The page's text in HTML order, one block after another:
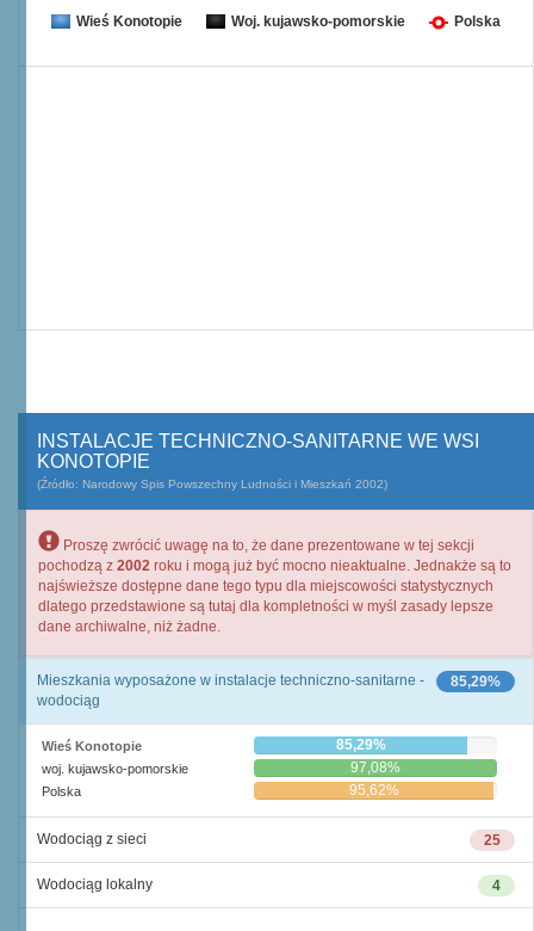
Wieś Konotopie Woj. kujawsko-pomorskie Polska
INSTALACJE TECHNICZNO-SANITARNE WE WSI
KONOTOPIE
(Źródło: Narodowy Spis Powszechny Ludności i Mieszkań 2002)
Proszę zwrócić uwagę na to, że dane prezentowane w tej sekcji
pochodzą z 2002 roku i mogą już być mocno nieaktualne. Jednakże są to
najświeższe dostępne dane tego typu dla miejscowości statystycznych
dlatego przedstawione są tutaj dla kompletności w myśl zasady lepsze
dane archiwalne, niż żadne.
85,29%
Mieszkania wyposażone w instalacje techniczno-sanitarne -
wodociąg
Wieś Konotopie 85,29%
woj. kujawsko-pomorskie 97,08%
Polska 95,62%
25
Wodociąg z sieci
4
Wodociąg lokalny